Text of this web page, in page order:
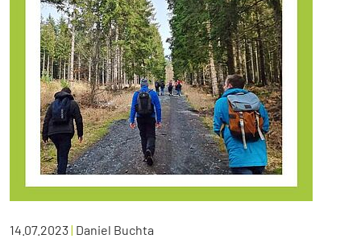
14.07.2023| Daniel Buchta